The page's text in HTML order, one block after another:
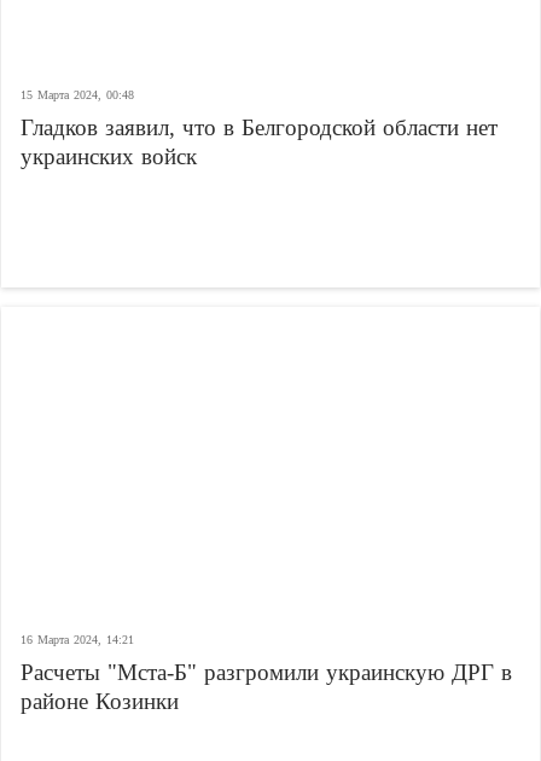
15 Марта 2024, 00:48
Гладков заявил, что в Белгородской области нет
украинских войск
16 Марта 2024, 14:21
Расчеты "Мста-Б" разгромили украинскую ДРГ в
районе Козинки